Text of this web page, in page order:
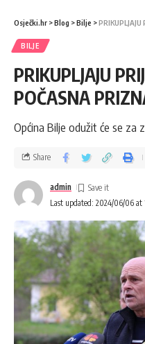
Osječki.hr >Blog >Bilje >
BILJE
PRIKUPLJAJU
POČASNA
Općina Bilje odužit će se za
Last updated: 2024/06/06 at
admin
Share